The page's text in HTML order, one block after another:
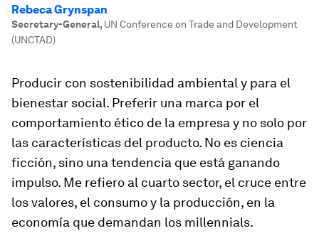
Rebeca Grynspan
Secretary-General, UN Conference on Trade and Development
(UNCTAD)
Producir con sostenibilidad ambiental y para el
bienestar social. Preferir una marca por el
comportamiento ético de la empresa y no solo por
las características del producto. No es ciencia
ficción, sino una tendencia que está ganando
impulso. Me refiero al cuarto sector, el cruce entre
los valores, el consumo y la producción, en la
economía que demandan los millennials.